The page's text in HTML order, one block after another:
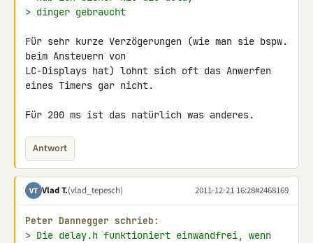
> dinger gebraucht
Für sehr kurze Verzögerungen (wie man sie bspw.
beim Ansteuern von
LC-Displays hat) lohnt sich oft das Anwerfen
eines Timers gar nicht.
Für 200 ms ist das natürlich was anderes.
Antwort
VT Vlad T.(vlad_tepesch) 2011-12-21 16:28#2468169
Peter Dannegger schrieb:
> Die delay.h funktioniert einwandfrei, wenn